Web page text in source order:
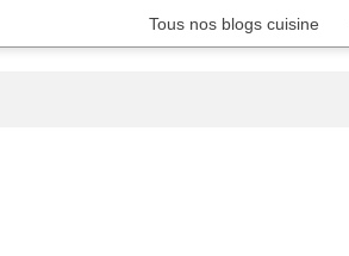
Tous nos blogs cuisine